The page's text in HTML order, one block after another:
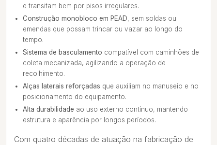
e transitam bem por pisos irregulares.
Construção monobloco em PEAD, sem soldas ou
emendas que possam trincar ou vazar ao longo do
tempo.
Sistema de basculamento compatível com caminhões de
coleta mecanizada, agilizando a operação de
recolhimento.
Alças laterais reforçadas que auxiliam no manuseio e no
posicionamento do equipamento.
Alta durabilidade ao uso externo contínuo, mantendo
estrutura e aparência por longos períodos.
Com quatro décadas de atuação na fabricação de